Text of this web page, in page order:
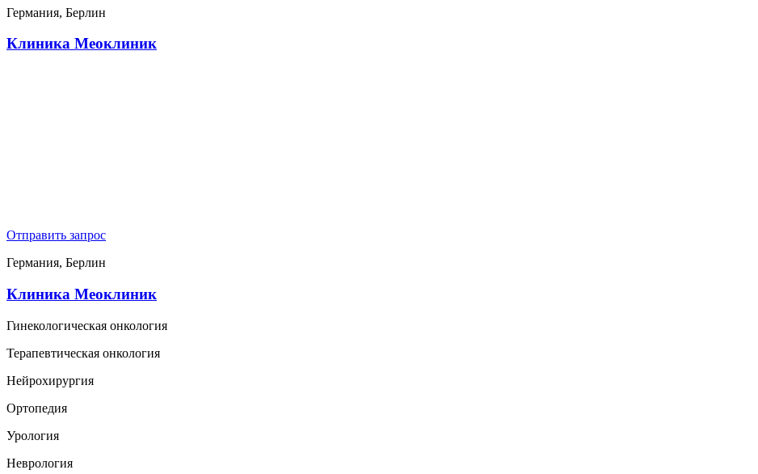
Германия, Берлин
Клиника Меоклиник
Отправить запрос
Германия, Берлин
Клиника Меоклиник
Гинекологическая онкология
Терапевтическая онкология
Нейрохирургия
Ортопедия
Урология
Неврология